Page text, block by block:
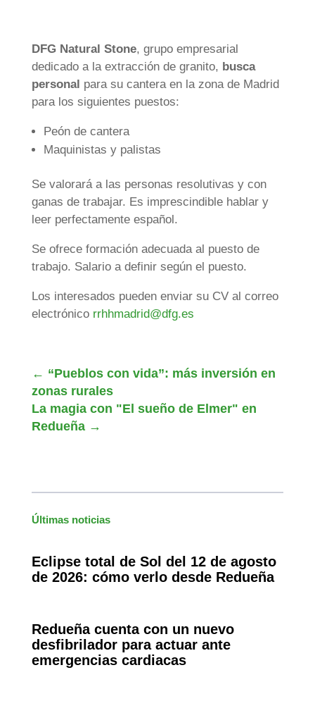
DFG Natural Stone, grupo empresarial
dedicado a la extracción de granito, busca
personal para su cantera en la zona de Madrid
para los siguientes puestos:
Peón de cantera
Maquinistas y palistas
Se valorará a las personas resolutivas y con
ganas de trabajar. Es imprescindible hablar y
leer perfectamente español.
Se ofrece formación adecuada al puesto de
trabajo. Salario a definir según el puesto.
Los interesados pueden enviar su CV al correo
electrónico rrhhmadrid@dfg.es
← “Pueblos con vida”: más inversión en
zonas rurales
La magia con "El sueño de Elmer" en
Redueña→
Últimas noticias
Eclipse total de Sol del 12 de agosto
de 2026: cómo verlo desde Redueña
Redueña cuenta con un nuevo
desfibrilador para actuar ante
emergencias cardiacas